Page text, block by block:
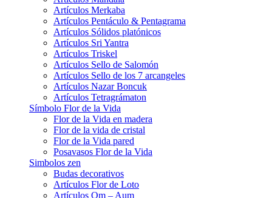
Artículos Merkaba
Artículos Pentáculo & Pentagrama
Artículos Sólidos platónicos
Artículos Sri Yantra
Artículos Triskel
Artículos Sello de Salomón
Artículos Sello de los 7 arcangeles
Artículos Nazar Boncuk
Artículos Tetragrámaton
Símbolo Flor de la Vida
Flor de la Vida en madera
Flor de la vida de cristal
Flor de la Vida pared
Posavasos Flor de la Vida
Simbolos zen
Budas decorativos
Artículos Flor de Loto
Artículos Om – Aum